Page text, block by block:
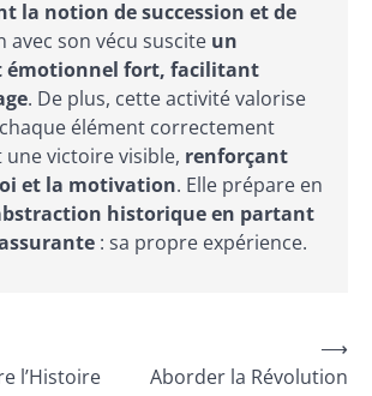
la notion de succession et de
avec son vécu suscite un
émotionnel fort, facilitant
. De plus, cette activité valorise
élément correctement
une victoire visible, renforçant
et la motivation. Elle prépare en
historique en partant
: sa propre expérience.
l’Histoire
Aborder la Révolution
⟶